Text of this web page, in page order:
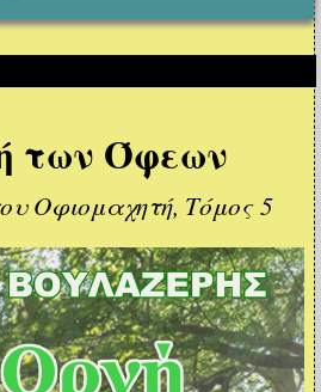
των Όφεων
Οφιομαχητή, Τόμος 5